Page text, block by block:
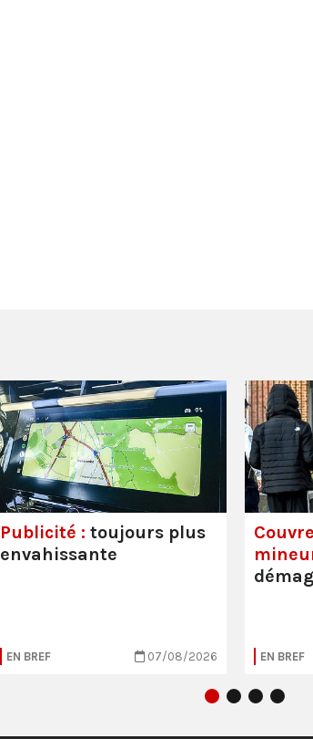
Publicité : toujours plus
envahissante
EN BREF 07/08/2026 EN BREF